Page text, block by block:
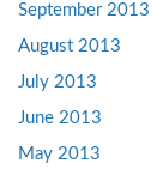
September 2013
August 2013
July 2013
June 2013
May 2013